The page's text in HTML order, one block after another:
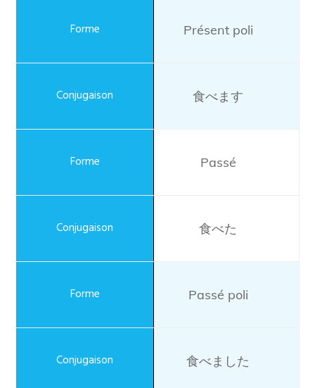
Présent poli
食べます
Passé
食べた
Passé poli
食べました